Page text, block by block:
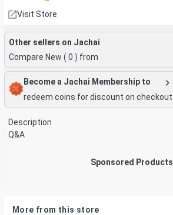
Visit Store
Other sellers on Jachai
Compare New ( 0 ) from
Become a Jachai Membership to
redeem coins for discount on checkout
Description
Q&A
Sponsored Products
More from this store